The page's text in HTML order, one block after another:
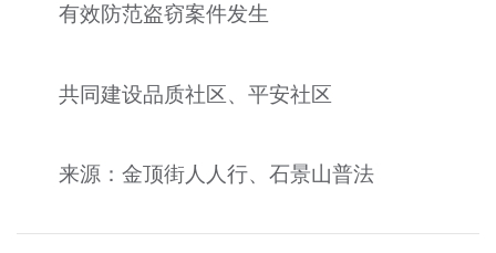
有效防范盗窃案件发生
共同建设品质社区、平安社区
来源：金顶街人人行、石景山普法